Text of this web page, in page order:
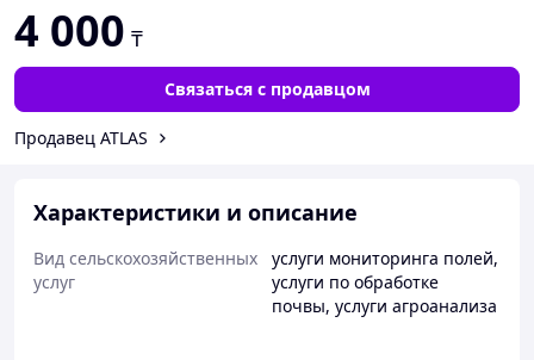
4 000 ₸
Связаться с продавцом
Продавец ATLAS
Характеристики и описание
Вид сельскохозяйственных
услуг
услуги мониторинга полей,
услуги по обработке
почвы, услуги агроанализа